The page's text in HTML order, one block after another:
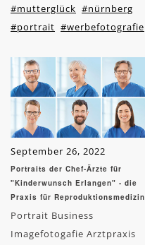
#mutterglück #nürnberg
#portrait #werbefotografie
September 26, 2022
Portraits der Chef-Ärzte für
"Kinderwunsch Erlangen" - die
Praxis für Reproduktionsmedizin
Portrait Business
Imagefotogafie Arztpraxis